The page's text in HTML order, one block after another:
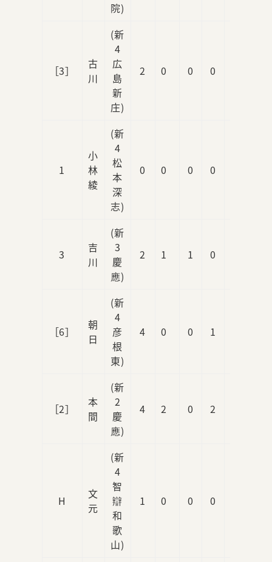
院)
［3］
古
川
(新
4
広
島
新
庄)
2 0 0 0
1
小
林
綾
(新
4
松
本
深
志)
0 0 0 0
3
吉
川
(新
3
慶
應)
2 1 1 0
［6］
朝
日
(新
4
彦
根
東)
4 0 0 1
［2］
本
間
(新
2
慶
應)
4 2 0 2
H
文
元
(新
4
智
辯
和
歌
山)
1 0 0 0